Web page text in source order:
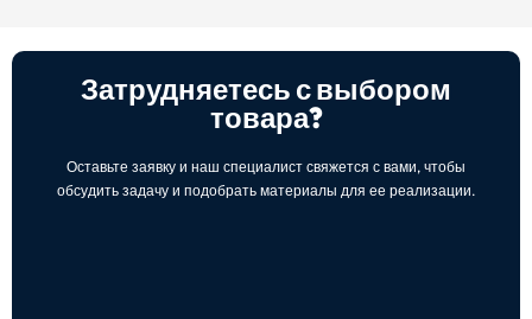
Затрудняетесь с выбором
товара?
Оставьте заявку и наш специалист свяжется с вами, чтобы
обсудить задачу и подобрать материалы для ее реализации.